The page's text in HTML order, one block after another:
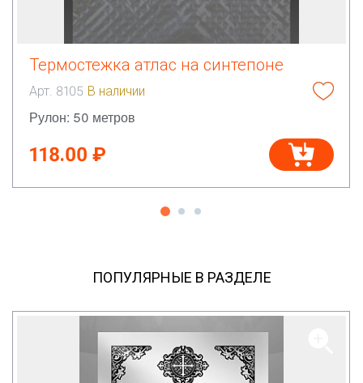
Термостежка атлас на синтепоне
Арт. 8105 В наличии
Рулон: 50 метров
118.00 ₽
ПОПУЛЯРНЫЕ В РАЗДЕЛЕ